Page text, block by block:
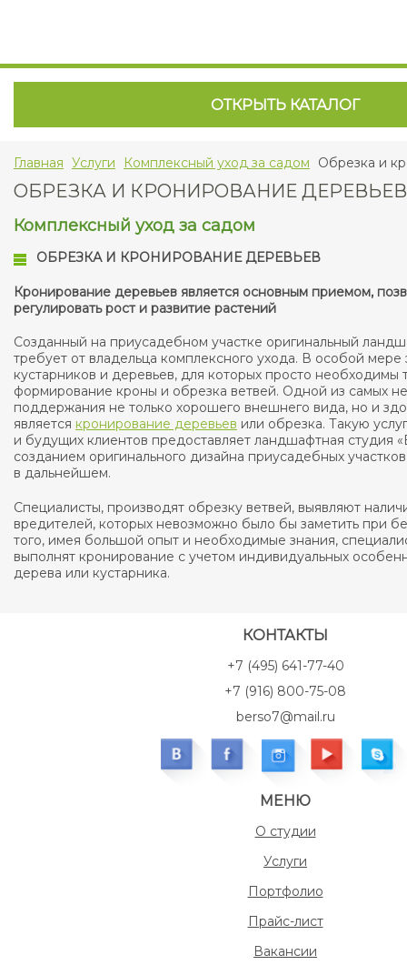
ОТКРЫТЬ КАТАЛОГ
Главная Услуги Комплексный уход за садом Обрезка и
ОБРЕЗКА И КРОНИРОВАНИЕ ДЕРЕВЬЕВ
Комплексный уход за садом
ОБРЕЗКА И КРОНИРОВАНИЕ ДЕРЕВЬЕВ
Кронирование деревьев является основным приемом,
регулировать рост и развитие растений
Созданный на приусадебном участке оригинальный
требует от владельца комплексного ухода. В особой мере
кустарников и деревьев, для которых просто необходимы
формирование кроны и обрезка ветвей. Одной из самых
поддержания не только хорошего внешнего вида, но и
является кронирование деревьев или обрезка. Такую
и будущих клиентов предоставляет ландшафтная студия
созданием оригинального дизайна приусадебных
в дальнейшем.
Специалисты, производят обрезку ветвей, выявляют
вредителей, которых невозможно было бы заметить при
того, имея большой опыт и необходимые знания,
выполнят кронирование с учетом индивидуальных
дерева или кустарника.
КОНТАКТЫ
+7 (495) 641-77-40
+7 (916) 800-75-08
berso7@mail.ru
МЕНЮ
О студии
Услуги
Портфолио
Прайс-лист
Вакансии